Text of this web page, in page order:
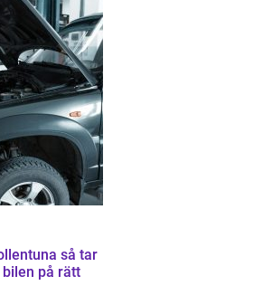
så tar
på rätt